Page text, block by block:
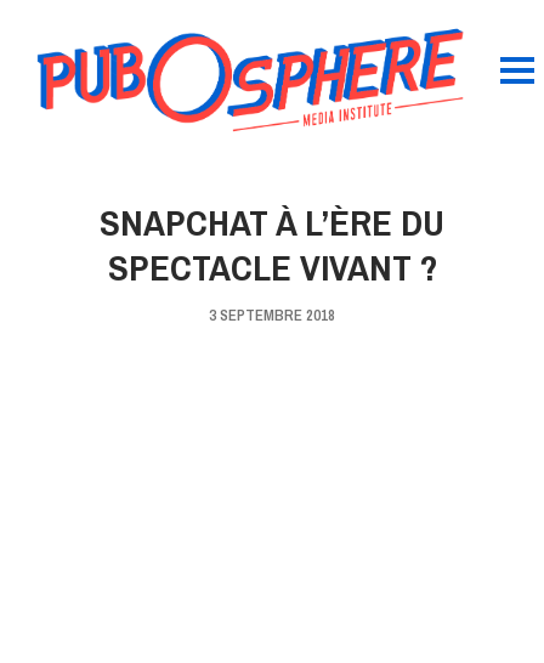
SNAPCHAT À L’ÈRE DU
SPECTACLE VIVANT ?
3 SEPTEMBRE 2018